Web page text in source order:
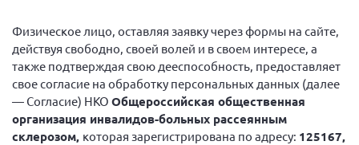
Президент Власов Я.В.
Первый вице-президент Кичигина Н. Ф.
Физическое лицо, оставляя заявку через формы на сайте,
действуя свободно, своей волей и в своем интересе, а
также подтверждая свою дееспособность, предоставляет
свое согласие на обработку персональных данных (далее
— Согласие) НКО Общероссийская общественная
организация инвалидов-больных рассеянным
склерозом, которая зарегистрирована по адресу: 125167,